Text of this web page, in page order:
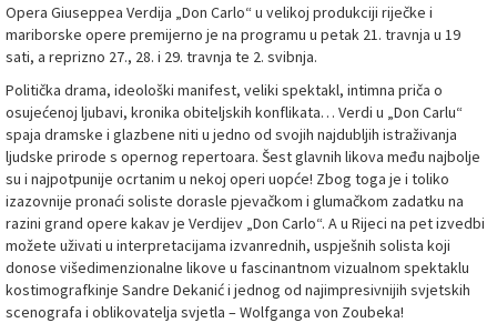
Opera Giuseppea Verdija „Don Carlo“ u velikoj produkciji riječke i
mariborske opere premijerno je na programu u petak 21. travnja u 19
sati, a reprizno 27., 28. i 29. travnja te 2. svibnja.
Politička drama, ideološki manifest, veliki spektakl, intimna priča o
osujećenoj ljubavi, kronika obiteljskih konflikata… Verdi u „Don Carlu“
spaja dramske i glazbene niti u jedno od svojih najdubljih istraživanja
ljudske prirode s opernog repertoara. Šest glavnih likova među najbolje
su i najpotpunije ocrtanim u nekoj operi uopće! Zbog toga je i toliko
izazovnije pronaći soliste dorasle pjevačkom i glumačkom zadatku na
razini grand opere kakav je Verdijev „Don Carlo“. A u Rijeci na pet izvedbi
možete uživati u interpretacijama izvanrednih, uspješnih solista koji
donose višedimenzionalne likove u fascinantnom vizualnom spektaklu
kostimografkinje Sandre Dekanić i jednog od najimpresivnijih svjetskih
scenografa i oblikovatelja svjetla – Wolfganga von Zoubeka!